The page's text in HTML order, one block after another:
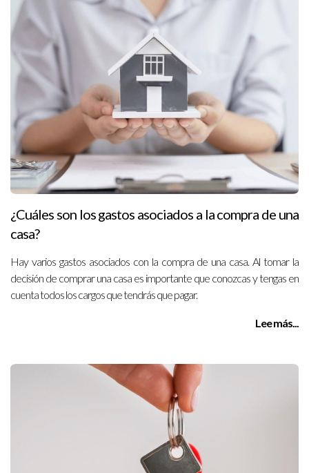
¿Cuáles son los gastos asociados a la compra de una
casa?
Hay varios gastos asociados con la compra de una casa. Al tomar la
decisión de comprar una casa es importante que conozcas y tengas en
cuenta todos los cargos que tendrás que pagar.
Lee más...